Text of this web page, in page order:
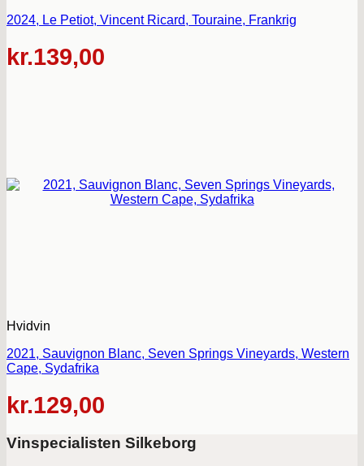
2024, Le Petiot, Vincent Ricard, Touraine, Frankrig
kr.139,00
Hvidvin
2021, Sauvignon Blanc, Seven Springs Vineyards, Western
Cape, Sydafrika
kr.129,00
Vinspecialisten Silkeborg